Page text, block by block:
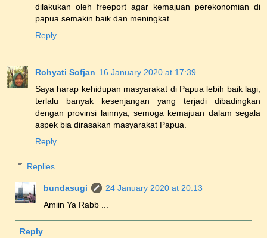
dilakukan oleh freeport agar kemajuan perekonomian di
papua semakin baik dan meningkat.
Reply
Rohyati Sofjan 16 January 2020 at 17:39
Saya harap kehidupan masyarakat di Papua lebih baik lagi,
terlalu banyak kesenjangan yang terjadi dibadingkan
dengan provinsi lainnya, semoga kemajuan dalam segala
aspek bia dirasakan masyarakat Papua.
Reply
Replies
bundasugi
24 January 2020 at 20:13
Amiin Ya Rabb ...
Reply